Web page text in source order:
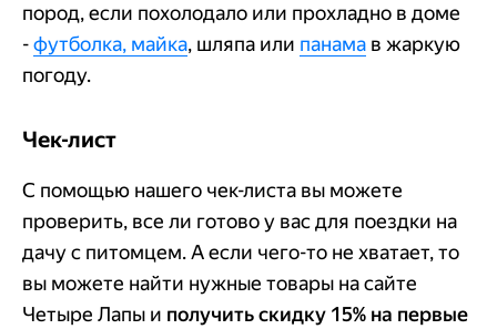
пород, если похолодало или прохладно в доме
-футболка, майка, шляпа или панама в жаркую
погоду.
Чек-лист
С помощью нашего чек-листа вы можете
проверить, все ли готово у вас для поездки на
дачу с питомцем. А если чего-то не хватает, то
вы можете найти нужные товары на сайте
Четыре Лапы и получить скидку 15% на первые